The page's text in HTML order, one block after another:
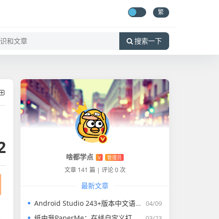
繁
搜索一下
啥都学点 V 管理员
文章 141 篇 | 评论 0 次
最新文章
04/09
Android Studio 243+版本中文语言包